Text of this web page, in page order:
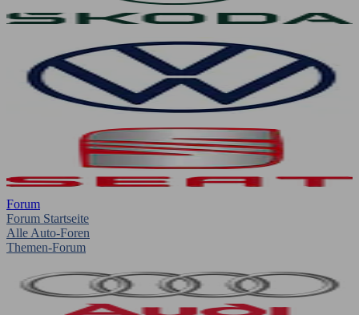
Forum
Forum Startseite
Alle Auto-Foren
Themen-Forum